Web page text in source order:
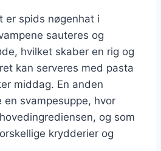
er spids nøgenhat i
sauteres og
hvilket skaber en rig og
kan serveres med pasta
middag. En anden
en svampesuppe, hvor
og som
krydderier og